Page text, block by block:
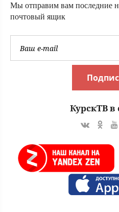
Новости СВО,
военные сводки -
интерактивная
карта боевых
Мы отправим вам последние
почтовый ящик
КурскТВ в